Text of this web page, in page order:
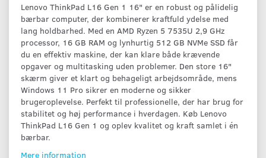
Lenovo ThinkPad L16 Gen 1 16" er en robust og pålidelig
bærbar computer, der kombinerer kraftfuld ydelse med
lang holdbarhed. Med en AMD Ryzen 5 7535U 2,9 GHz
processor, 16 GB RAM og lynhurtig 512 GB NVMe SSD får
du en effektiv maskine, der kan klare både krævende
opgaver og multitasking uden problemer. Den store 16"
skærm giver et klart og behageligt arbejdsområde, mens
Windows 11 Pro sikrer en moderne og sikker
brugeroplevelse. Perfekt til professionelle, der har brug for
stabilitet og høj performance i hverdagen. Køb Lenovo
ThinkPad L16 Gen 1 og oplev kvalitet og kraft samlet i én
bærbar.
Mere information